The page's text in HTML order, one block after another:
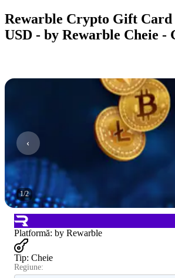
Rewarble Crypto Gift Card
USD - by Rewarble Cheie
1/2
Platformă: by Rewarble
Tip: Cheie
Regiune: